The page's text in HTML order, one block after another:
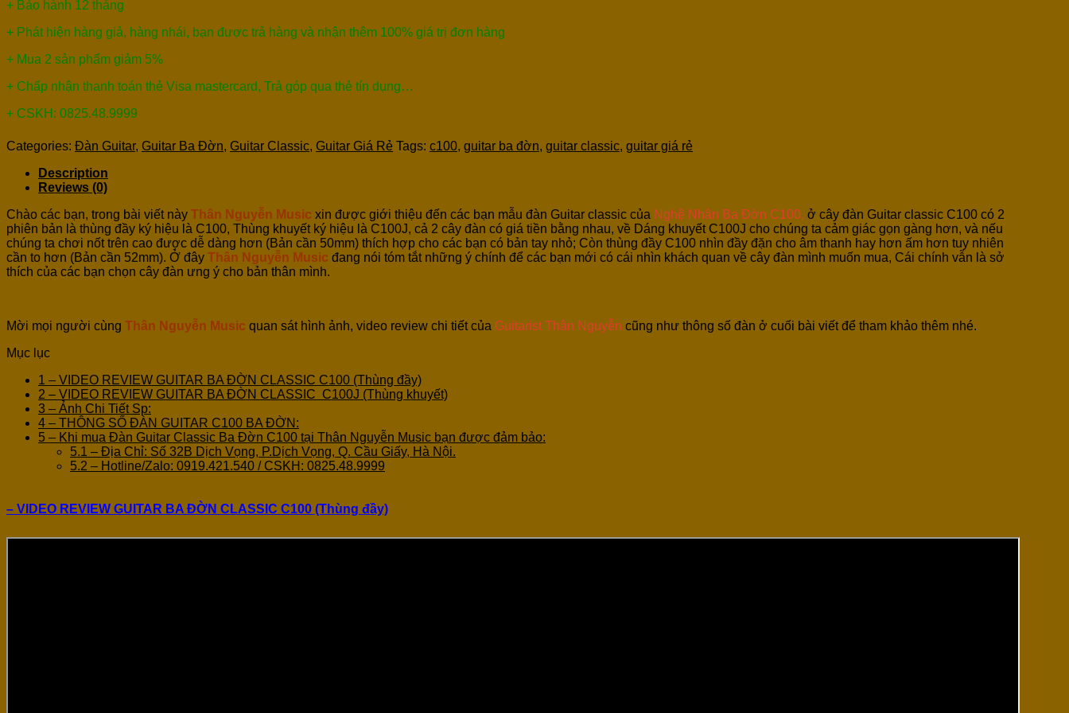
+ Bảo hành 12 tháng
+ Phát hiện hàng giả, hàng nhái, bạn được trả hàng và nhận thêm 100% giá trị đơn hàng
+ Mua 2 sản phẩm giảm 5%
+ Chấp nhận thanh toán thẻ Visa mastercard, Trả góp qua thẻ tín dụng…
+ CSKH: 0825.48.9999
Categories: Đàn Guitar, Guitar Ba Đờn, Guitar Classic, Guitar Giá Rẻ Tags: c100, guitar ba đờn, guitar classic, guitar giá rẻ
Description
Reviews (0)
Chào các bạn, trong bài viết này Thân Nguyễn Music xin được giới thiệu đến các bạn mẫu đàn Guitar classic của Nghệ Nhân Ba Đờn C100, ở cây đàn Guitar classic C100 có 2
phiên bản là thùng đầy ký hiệu là C100, Thùng khuyết ký hiệu là C100J, cả 2 cây đàn có giá tiền bằng nhau, về Dáng khuyết C100J cho chúng ta cảm giác gọn gàng hơn, và nếu
chúng ta chơi nốt trên cao được dễ dàng hơn (Bản cần 50mm) thích hợp cho các bạn có bản tay nhỏ; Còn thùng đầy C100 nhìn đầy đặn cho âm thanh hay hơn ấm hơn tuy nhiên
cần to hơn (Bản cần 52mm). Ở đây Thân Nguyễn Music đang nói tóm tắt những ý chính để các bạn mới có cái nhìn khách quan về cây đàn mình muốn mua, Cái chính vẫn là sở
thích của các bạn chọn cây đàn ưng ý cho bản thân mình.
Mời mọi người cùng Thân Nguyễn Music quan sát hình ảnh, video review chi tiết của Guitarist Thân Nguyễn cũng như thông số đàn ở cuối bài viết để tham khảo thêm nhé.
Mục lục
1 – VIDEO REVIEW GUITAR BA ĐỜN CLASSIC C100 (Thùng đầy)
2 – VIDEO REVIEW GUITAR BA ĐỜN CLASSIC C100J (Thùng khuyết)
3 – Ảnh Chi Tiết Sp:
4 – THÔNG SỐ ĐÀN GUITAR C100 BA ĐỜN:
5 – Khi mua Đàn Guitar Classic Ba Đờn C100 tại Thân Nguyễn Music bạn được đảm bảo:
5.1 – Địa Chỉ: Số 32B Dịch Vọng, P.Dịch Vọng, Q. Cầu Giấy, Hà Nội.
5.2 – Hotline/Zalo: 0919.421.540 / CSKH: 0825.48.9999
– VIDEO REVIEW GUITAR BA ĐỜN CLASSIC C100 (Thùng đầy)